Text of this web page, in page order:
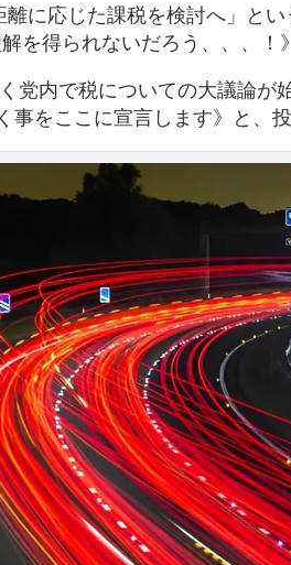
に応じた課税を検討へ」と
を得られないだろう、、、！
党内で税についての大議論が
をここに宣言します》と、投